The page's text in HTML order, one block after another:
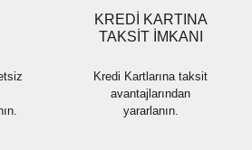
KREDİ KARTINA
TAKSİT İMKANI
Kredi Kartlarına taksit
avantajlarından
yararlanın.